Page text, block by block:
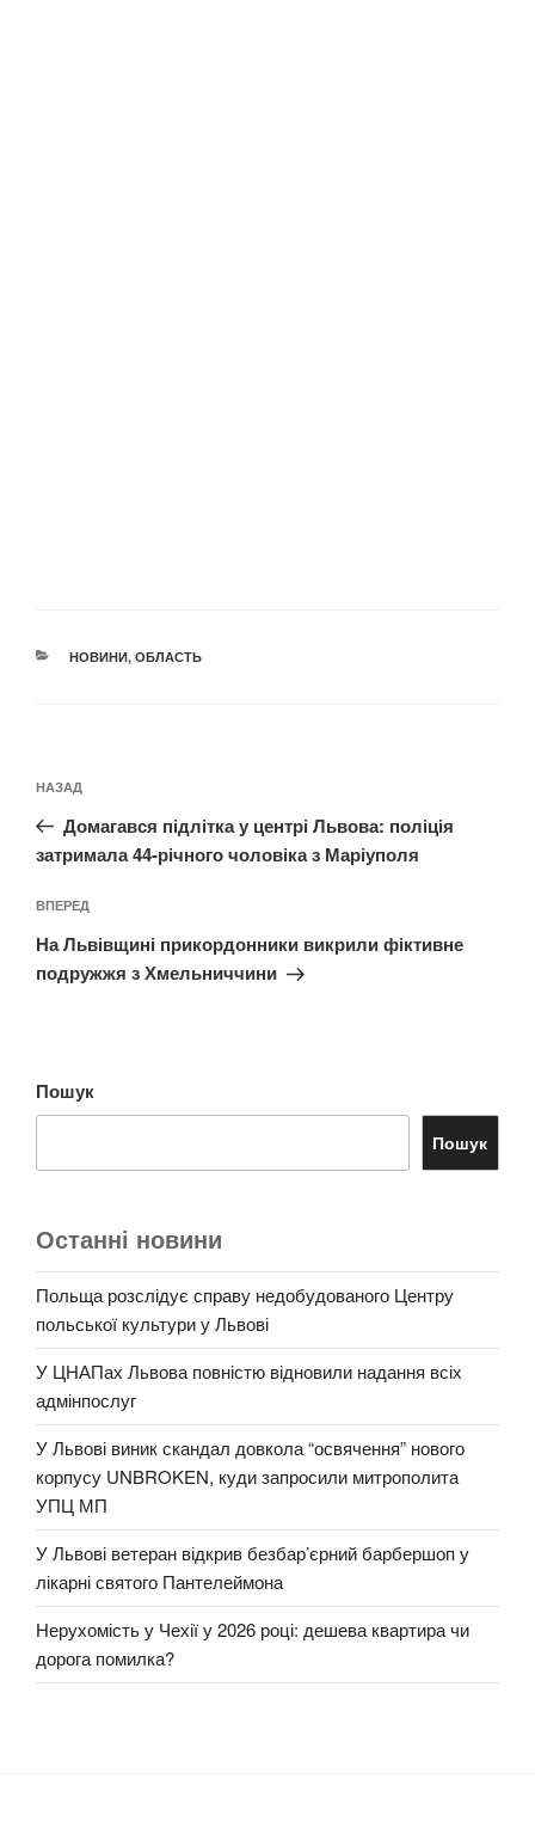
КАТЕГОРІЇ
НОВИНИ, ОБЛАСТЬ
записів
Попередній
запис:
НАЗАД
Домагався підлітка у центрі Львова: поліція
затримала 44-річного чоловіка з Маріуполя
Наступний
запис
ВПЕРЕД
На Львівщині прикордонники викрили фіктивне
подружжя з Хмельниччини
Пошук
Пошук
Останні новини
Польща розслідує справу недобудованого Центру
польської культури у Львові
У ЦНАПах Львова повністю відновили надання всіх
адмінпослуг
У Львові виник скандал довкола “освячення” нового
корпусу UNBROKEN, куди запросили митрополита
УПЦ МП
У Львові ветеран відкрив безбар’єрний барбершоп у
лікарні святого Пантелеймона
Нерухомість у Чехії у 2026 році: дешева квартира чи
дорога помилка?